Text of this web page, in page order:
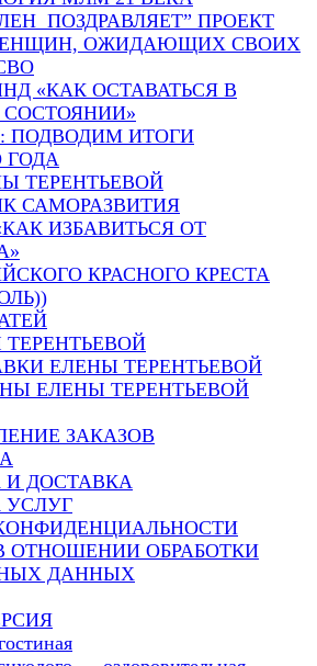
ПОЗДРАВЛЯЕТ” ПРОЕКТ
ОЖИДАЮЩИХ СВОИХ
«КАК ОСТАВАТЬСЯ В
ПОДВОДИМ ИТОГИ
ГОДА
ТЕРЕНТЬЕВОЙ
САМОРАЗВИТИЯ
ИЗБАВИТЬСЯ ОТ
КРАСНОГО КРЕСТА
ЕЛЕНЫ ТЕРЕНТЬЕВОЙ
ЕЛЕНЫ ТЕРЕНТЬЕВОЙ
ЗАКАЗОВ
И ДОСТАВКА
УСЛУГ
ОТНОШЕНИИ ОБРАБОТКИ
ДАННЫХ